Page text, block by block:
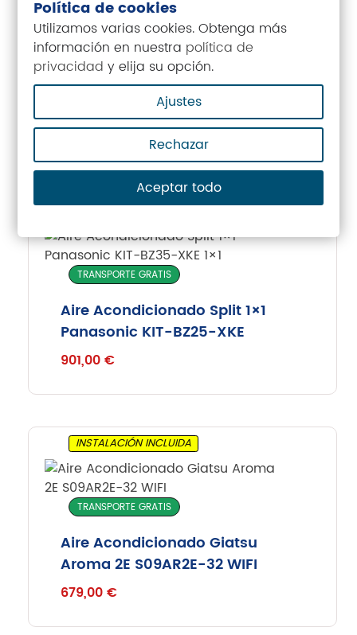
WiFi Opcional
TRANSPORTE GRATIS
Aire Acondicionado Hisense
1.224,00€
TRANSPORTE GRATIS
Aire Acondicionado Split 1×1
Panasonic KIT-BZ25-XKE
901,00€
INSTALACIÓN INCLUIDA
TRANSPORTE GRATIS
Aire Acondicionado Giatsu
Aroma 2E S09AR2E-32 WIFI
679,00€
Política de cookies
Utilizamos varias cookies. Obtenga más
información en nuestra política de
privacidad y elija su opción.
Ajustes
Rechazar
Aceptar todo